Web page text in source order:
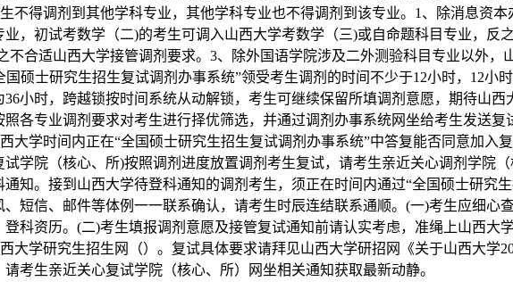
不得调剂到其他学科专业，其他学科专业也不得调剂到该专业。1、除消息资
，初试考数学（二)的考生可调入山西大学考数学（三)或自命题科目专业，反
合适山西大学接管调剂要求。3、除外国语学院涉及二外测验科目专业以外，
硕士研究生招生复试调剂办事系统”领受考生调剂的时间不少于12小时，12小
小时，跨越锁按时间系统从动解锁，考生可继续保留所填调剂意愿，期待山
各专业调剂要求对考生进行择优筛选，并通过调剂办事系统网坐给考生发送
大学时间内正在“全国硕士研究生招生复试调剂办事系统”中答复能否同意加入
学院（核心、所)按照调剂进度放置调剂考生复试，请考生亲近关心调剂学院
知。接到山西大学待登科通知的调剂考生，须正在时间内通过“全国硕士研究
短信、邮件等体例一一联系确认，请考生时辰连结联系通顺。(一)考生应细心
科资历。(二)考生填报调剂意愿及接管复试通知前请认实考虑，准绳上山西大
学研究生招生网（）。复试具体要求请拜见山西大学研招网《关于山西大学
考生亲近关心复试学院（核心、所）网坐相关通知获取最新动静。